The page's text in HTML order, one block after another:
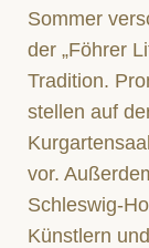
Sommer
der „Föhrer
Tradition.
stellen auf
vor.
Schleswig-
Künstlern